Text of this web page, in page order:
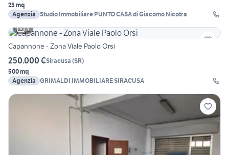
25 mq
Agenzia Studio Immobiliare PUNTO CASA di Giacomo Nicotra
4
Capannone - Zona Viale Paolo Orsi
250.000 €Siracusa (SR)
500 mq
Agenzia GRIMALDI IMMOBILIARE SIRACUSA